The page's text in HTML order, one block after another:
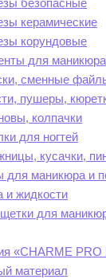
безопасные
керамические
корундовые
для
сменные
пушеры,
колпачки
для ногтей
кусачки,
для маникюра и
и жидкости
для
«CHARME PRO
материал